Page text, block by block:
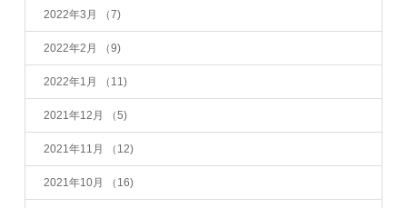
2022年3月 （7)
2022年2月 （9)
2022年1月 （11)
2021年12月 （5)
2021年11月 （12)
2021年10月 （16)